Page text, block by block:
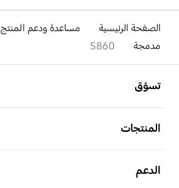
الصفحة الرئيسية مساعدة ودعم المنتج
مدمجة
S860
تسوّق
المنتجات
الدعم